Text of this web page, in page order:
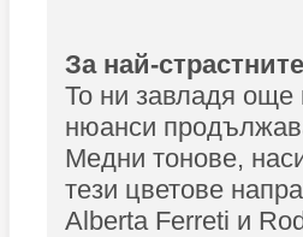
За най-
То ни завладя още
нюанси
Медни тонове,
тези цветове
Alberta Ferreti и